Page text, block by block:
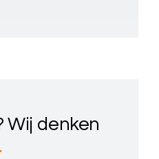
Wij denken
.